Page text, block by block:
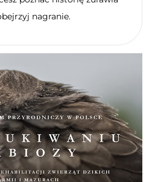
nagranie.